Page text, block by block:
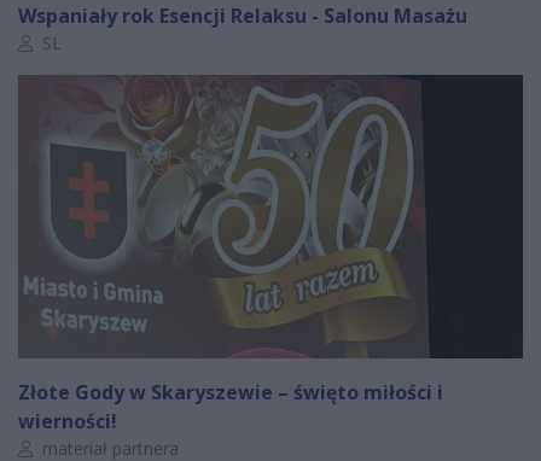
Wspaniały rok Esencji Relaksu - Salonu Masażu
Autor artykułu:
SL
Złote Gody w Skaryszewie – święto miłości i
wierności!
Autor artykułu:
materiał partnera